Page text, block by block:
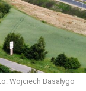
Wojciech Basałygo